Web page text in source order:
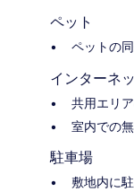
ペット
ペットの
インターネ
共用エリ
室内での
駐車場
敷地内に